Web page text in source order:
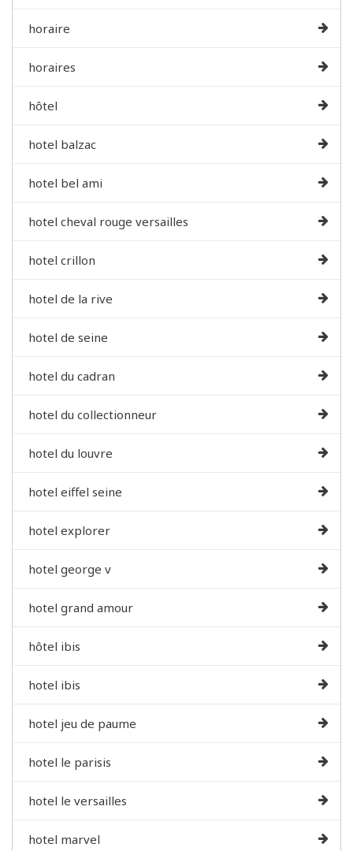
horaire
horaires
hôtel
hotel balzac
hotel bel ami
hotel cheval rouge versailles
hotel crillon
hotel de la rive
hotel de seine
hotel du cadran
hotel du collectionneur
hotel du louvre
hotel eiffel seine
hotel explorer
hotel george v
hotel grand amour
hôtel ibis
hotel ibis
hotel jeu de paume
hotel le parisis
hotel le versailles
hotel marvel